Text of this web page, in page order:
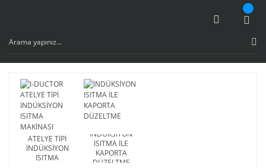
I-DUCTOR
ATELYE TİPİ
İNDÜKSİYON
ISITMA
İNDÜKSİYON
ISITMA İLE
KAPORTA
DÜZELTME